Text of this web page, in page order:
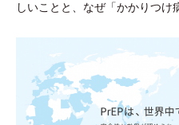
しいことと、なぜ「かかりつけ